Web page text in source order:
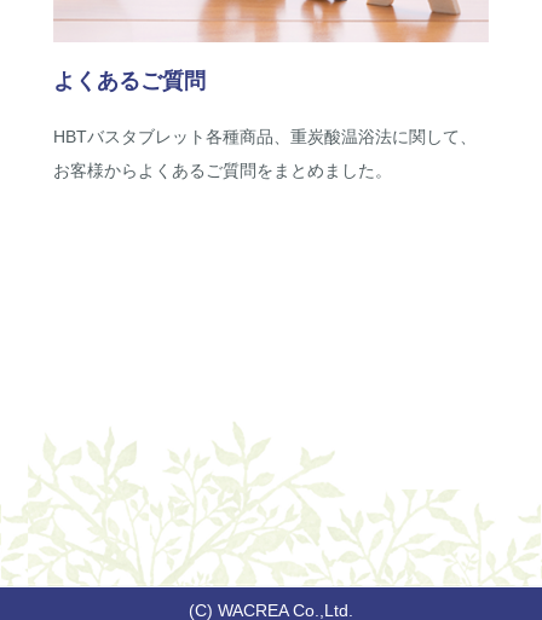
よくあるご質問
HBTバスタブレット各種商品、重炭酸温浴法に関して、
お客様からよくあるご質問をまとめました。
(C) WACREA Co.,Ltd.